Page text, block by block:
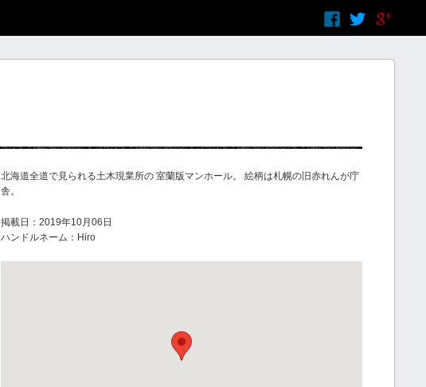
北海道全道で見られる土木現業所の 室蘭版マンホール。 絵柄は札幌の旧赤れんが庁
舎。
掲載日：2019年10月06日
ハンドルネーム：Hiro